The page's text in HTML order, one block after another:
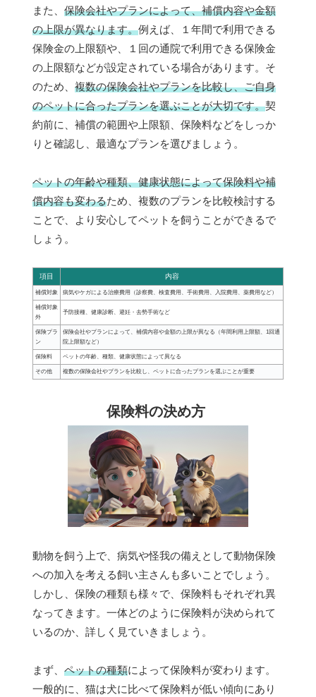
また、 保険会社やプランによって、補償内容や金額
の上限が異なります。例えば、１年間で利用できる
保険金の上限額や、１回の通院で利用できる保険金
の上限額などが設定されている場合があります。そ
のため、 複数の保険会社やプランを比較し、ご自身
のペットに合ったプランを選ぶことが大切です。契
約前に、補償の範囲や上限額、保険料などをしっか
りと確認し、最適なプランを選びましょう。
ペットの年齢や種類、健康状態によって保険料や補
償内容も変わるため、複数のプランを比較検討する
ことで、より安心してペットを飼うことができるで
しょう。
項目 内容
補償対象 病気やケガによる治療費用（診察費、検査費用、手術費用、入院費用、薬費用など）
補償対象
外
予防接種、健康診断、避妊・去勢手術など
保険プラ
ン
保険会社やプランによって、補償内容や金額の上限が異なる（年間利用上限額、1回通
院上限額など）
保険料 ペットの年齢、種類、健康状態によって異なる
その他 複数の保険会社やプランを比較し、ペットに合ったプランを選ぶことが重要
保険料の決め方
動物を飼う上で、病気や怪我の備えとして動物保険
への加入を考える飼い主さんも多いことでしょう。
しかし、保険の種類も様々で、保険料もそれぞれ異
なってきます。一体どのように保険料が決められて
いるのか、詳しく見ていきましょう。
まず、 ペットの種類によって保険料が変わります。
一般的に、猫は犬に比べて保険料が低い傾向にあり